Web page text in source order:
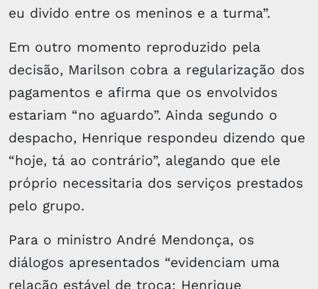
eu divido entre os meninos e a turma”.
Em outro momento reproduzido pela
decisão, Marilson cobra a regularização dos
pagamentos e afirma que os envolvidos
estariam “no aguardo”. Ainda segundo o
despacho, Henrique respondeu dizendo que
“hoje, tá ao contrário”, alegando que ele
próprio necessitaria dos serviços prestados
pelo grupo.
Para o ministro André Mendonça, os
diálogos apresentados “evidenciam uma
relação estável de troca: Henrique